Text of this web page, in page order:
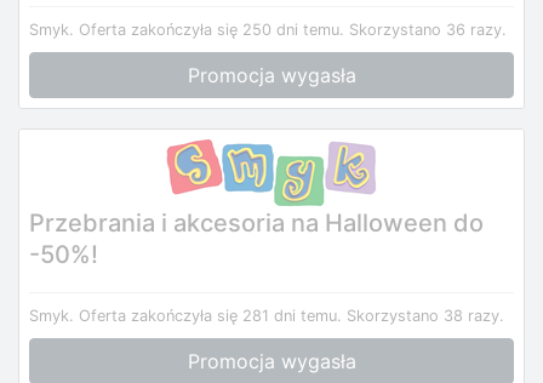
Smyk. Oferta zakończyła się 250 dni temu. Skorzystano 36 razy.
Promocja wygasła
Przebrania i akcesoria na Halloween do
-50%!
Smyk. Oferta zakończyła się 281 dni temu. Skorzystano 38 razy.
Promocja wygasła